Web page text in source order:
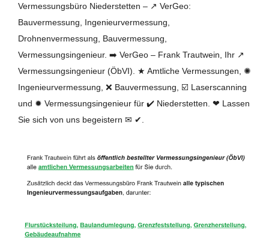
Vermessungsbüro Niederstetten – ↗️ VerGeo:
Bauvermessung, Ingenieurvermessung,
Drohnenvermessung, Bauvermessung,
Vermessungsingenieur. ➡️ VerGeo – Frank Trautwein, Ihr ↗️
Vermessungsingenieur (ÖbVI). ★ Amtliche Vermessungen, ✺
Ingenieurvermessung, ❌ Bauvermessung, ☑️ Laserscanning
und ✹ Vermessungsingenieur für ✔️ Niederstetten. ❤ Lassen
Sie sich von uns begeistern ✉ ✔.